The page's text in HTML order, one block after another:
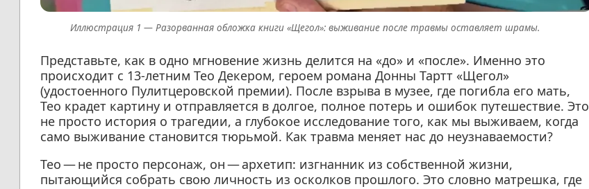
Разорванная обложка книги «Щегол»: выживание после травмы оставляет шрамы.
Представьте, как в одно мгновение жизнь делится на «до» и «после». Именно это
происходит с 13-летним Тео Декером, героем романа Донны Тартт «Щегол»
(удостоенного Пулитцеровской премии). После взрыва в музее, где погибла его мать,
Тео крадет картину и отправляется в долгое, полное потерь и ошибок путешествие. Это
не просто история о трагедии, а глубокое исследование того, как мы выживаем, когда
само выживание становится тюрьмой. Как травма меняет нас до неузнаваемости?
Тео — не просто персонаж, он — архетип: изгнанник из собственной жизни,
пытающийся собрать свою личность из осколков прошлого. Это словно матрешка, где